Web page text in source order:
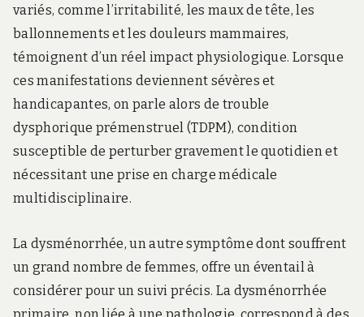
variés, comme l’irritabilité, les maux de tête, les
ballonnements et les douleurs mammaires,
témoignent d’un réel impact physiologique. Lorsque
ces manifestations deviennent sévères et
handicapantes, on parle alors de trouble
dysphorique prémenstruel (TDPM), condition
susceptible de perturber gravement le quotidien et
nécessitant une prise en charge médicale
multidisciplinaire.
La dysménorrhée, un autre symptôme dont souffrent
un grand nombre de femmes, offre un éventail à
considérer pour un suivi précis. La dysménorrhée